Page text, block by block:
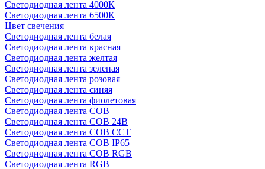
Светодиодная лента 4000К
Светодиодная лента 6500К
Цвет свечения
Светодиодная лента белая
Светодиодная лента красная
Светодиодная лента желтая
Светодиодная лента зеленая
Светодиодная лента розовая
Светодиодная лента синяя
Светодиодная лента фиолетовая
Светодиодная лента COB
Светодиодная лента COB 24В
Светодиодная лента COB CCT
Светодиодная лента COB IP65
Светодиодная лента COB RGB
Светодиодная лента RGB